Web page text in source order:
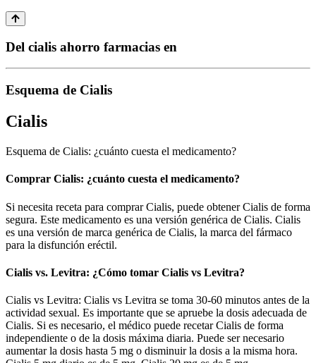
Del cialis ahorro farmacias en
Esquema de Cialis
Cialis
Esquema de Cialis: ¿cuánto cuesta el medicamento?
Comprar Cialis: ¿cuánto cuesta el medicamento?
Si necesita receta para comprar Cialis, puede obtener Cialis de forma
segura. Este medicamento es una versión genérica de Cialis. Cialis
es una versión de marca genérica de Cialis, la marca del fármaco
para la disfunción eréctil.
Cialis vs. Levitra: ¿Cómo tomar Cialis vs Levitra?
Cialis vs Levitra: Cialis vs Levitra se toma 30-60 minutos antes de la
actividad sexual. Es importante que se apruebe la dosis adecuada de
Cialis. Si es necesario, el médico puede recetar Cialis de forma
independiente o de la dosis máxima diaria. Puede ser necesario
aumentar la dosis hasta 5 mg o disminuir la dosis a la misma hora.